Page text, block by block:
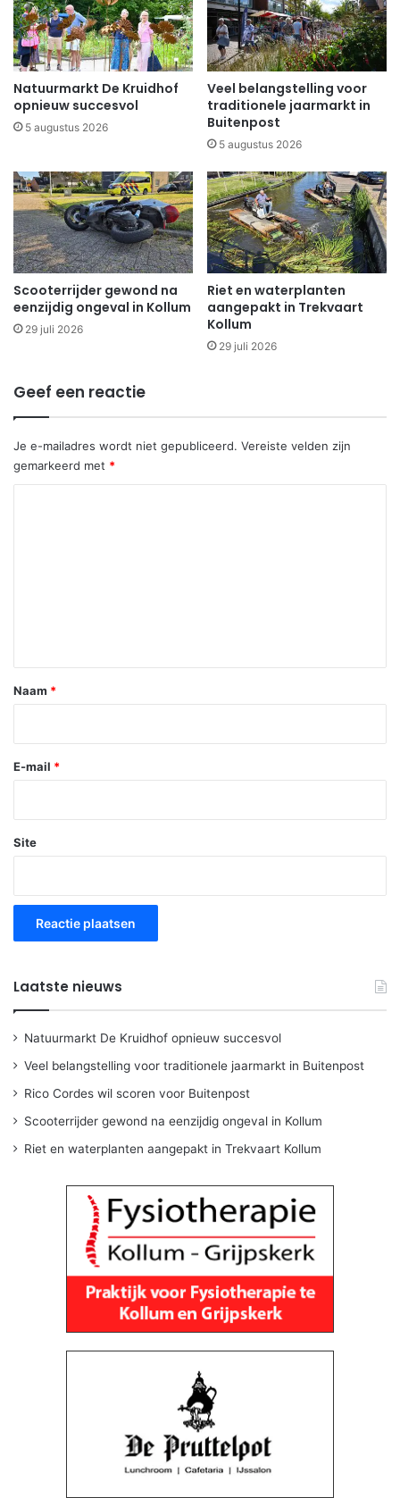
Natuurmarkt De Kruidhof
opnieuw succesvol
5 augustus 2026
Veel belangstelling voor
traditionele jaarmarkt in
Buitenpost
5 augustus 2026
Scooterrijder gewond na
eenzijdig ongeval in Kollum
29 juli 2026
Riet en waterplanten
aangepakt in Trekvaart
Kollum
29 juli 2026
Geef een reactie
Je e-mailadres wordt niet gepubliceerd. Vereiste velden zijn
gemarkeerd met *
*
Naam *
E-mail *
Site
Laatste nieuws
Natuurmarkt De Kruidhof opnieuw succesvol
Veel belangstelling voor traditionele jaarmarkt in Buitenpost
Rico Cordes wil scoren voor Buitenpost
Scooterrijder gewond na eenzijdig ongeval in Kollum
Riet en waterplanten aangepakt in Trekvaart Kollum